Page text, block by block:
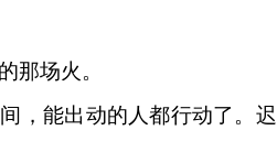
那场火。
，能出动的人都行动了。